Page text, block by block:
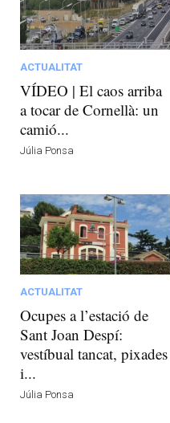
ACTUALITAT
VÍDEO | El caos arriba
a tocar de Cornellà: un
camió...
Júlia Ponsa
ACTUALITAT
Ocupes a l’estació de
Sant Joan Despí:
vestíbual tancat, pixades
i...
Júlia Ponsa